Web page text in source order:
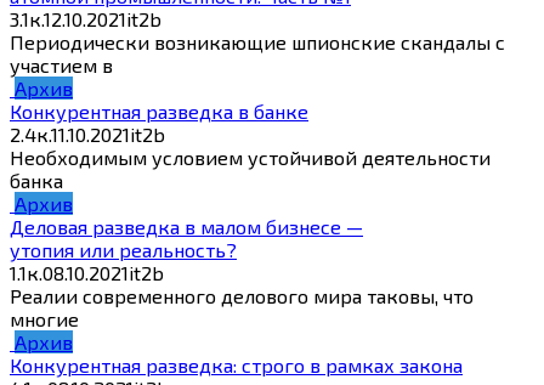
3.1к.12.10.2021it2b
Периодически возникающие шпионские скандалы с
участием в
Архив
Конкурентная разведка в банке
2.4к.11.10.2021it2b
Необходимым условием устойчивой деятельности
банка
Архив
Деловая разведка в малом бизнесе —
утопия или реальность?
1.1к.08.10.2021it2b
Реалии современного делового мира таковы, что
многие
Архив
Конкурентная разведка: строго в рамках закона